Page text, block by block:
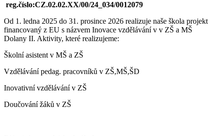
reg.číslo:CZ.02.02.XX/00/24_034/0012079
Od 1. ledna 2025 do 31. prosince 2026 realizuje naše škola projekt
financovaný z EU s názvem Inovace vzdělávání v v ZŠ a MŠ
Dolany II. Aktivity, které realizujeme:
Školní asistent v MŠ a ZŠ
Vzdělávání pedag. pracovníků v ZŠ,MŠ,ŠD
Inovativní vzdělávání v ZŠ
Doučování žáků v ZŠ